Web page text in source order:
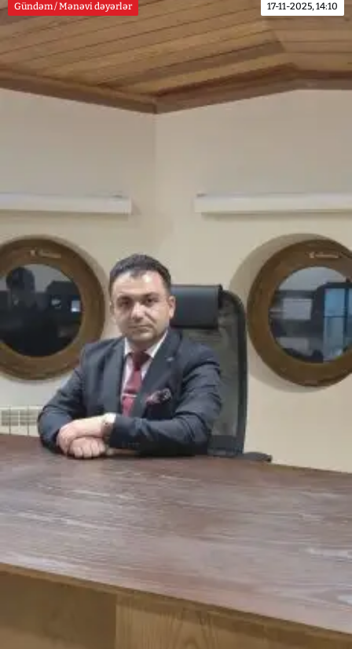
Gündəm / Mənəvi dəyərlər 17-11-2025, 14:10